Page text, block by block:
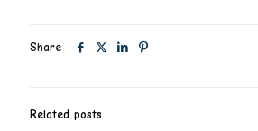
Share
Related posts